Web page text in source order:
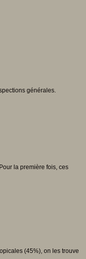
générales.
la première fois, ces
(45%), on les trouve